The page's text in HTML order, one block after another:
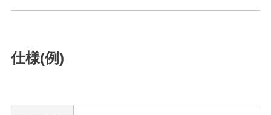
仕様(例)